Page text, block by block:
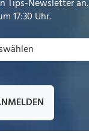
Tips-Newsletter an.
17:30 Uhr.